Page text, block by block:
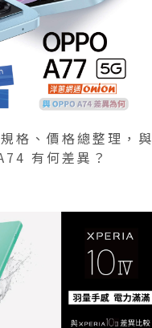
格、價格總整理，與
有何差異？